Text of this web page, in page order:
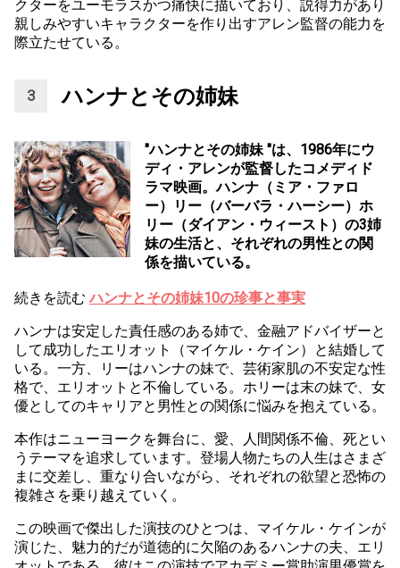
クターをユーモラスかつ痛快に描いており、説得力があり
親しみやすいキャラクターを作り出すアレン監督の能力を
際立たせている。
ハンナとその姉妹
"ハンナとその姉妹 "は、1986年にウ
ディ・アレンが監督したコメディド
ラマ映画。ハンナ（ミア・ファロ
ー）リー（バーバラ・ハーシー）ホ
リー（ダイアン・ウィースト）の3姉
妹の生活と、それぞれの男性との関
係を描いている。
続きを読む ハンナとその姉妹10の珍事と事実
ハンナは安定した責任感のある姉で、金融アドバイザーと
して成功したエリオット（マイケル・ケイン）と結婚して
いる。一方、リーはハンナの妹で、芸術家肌の不安定な性
格で、エリオットと不倫している。ホリーは末の妹で、女
優としてのキャリアと男性との関係に悩みを抱えている。
本作はニューヨークを舞台に、愛、人間関係不倫、死とい
うテーマを追求しています。登場人物たちの人生はさまざ
まに交差し、重なり合いながら、それぞれの欲望と恐怖の
複雑さを乗り越えていく。
この映画で傑出した演技のひとつは、マイケル・ケインが
演じた、魅力的だが道徳的に欠陥のあるハンナの夫、エリ